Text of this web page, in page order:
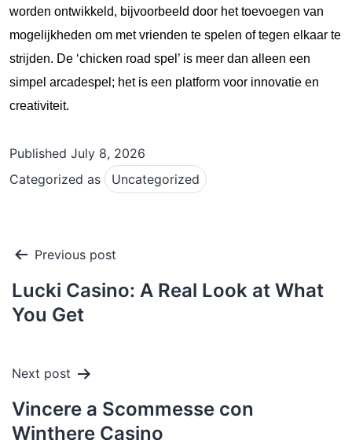
worden ontwikkeld, bijvoorbeeld door het toevoegen van
mogelijkheden om met vrienden te spelen of tegen elkaar te
strijden. De ‘chicken road spel’ is meer dan alleen een
simpel arcadespel; het is een platform voor innovatie en
creativiteit.
Published July 8, 2026
Categorized as
Uncategorized
Post
navigation
Previous post
Lucki Casino: A Real Look at What
You Get
Next post
Vincere a Scommesse con
Winthere Casino